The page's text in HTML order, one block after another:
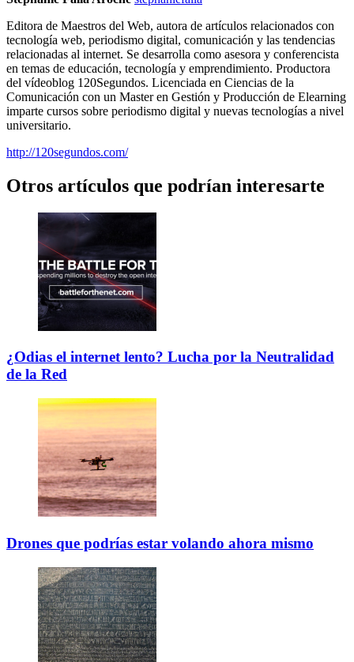
Editora de Maestros del Web, autora de artículos relacionados con
tecnología web, periodismo digital, comunicación y las tendencias
relacionadas al internet. Se desarrolla como asesora y conferencista
en temas de educación, tecnología y emprendimiento. Productora
del vídeoblog 120Segundos. Licenciada en Ciencias de la
Comunicación con un Master en Gestión y Producción de Elearning
imparte cursos sobre periodismo digital y nuevas tecnologías a nivel
universitario.
http://120segundos.com/
Otros artículos que podrían interesarte
¿Odias el internet lento? Lucha por la Neutralidad
de la Red
Drones que podrías estar volando ahora mismo